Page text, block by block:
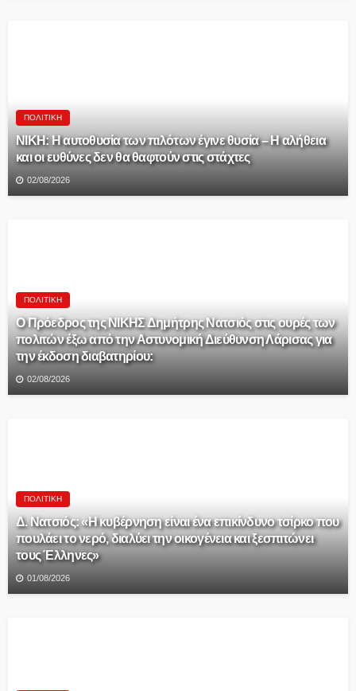
ΠΟΛΙΤΙΚΉ
ΝΙΚΗ: Η αυτοθυσία των πιλότων έγινε θυσία – Η αλήθεια
και οι ευθύνες δεν θα θαφτούν στις στάχτες
02/08/2026
ΠΟΛΙΤΙΚΉ
Ο Πρόεδρος της ΝΙΚΗΣ Δημήτρης Νατσιός στις ουρές των
πολιτών έξω από την Αστυνομική Διεύθυνση Λάρισας για
την έκδοση διαβατηρίου:
02/08/2026
ΠΟΛΙΤΙΚΉ
Δ. Νατσιός: «Η κυβέρνηση είναι ένα επικίνδυνο τσίρκο που
πουλάει το νερό, διαλύει την οικογένεια και ξεσπιτώνει
τους Έλληνες»
01/08/2026